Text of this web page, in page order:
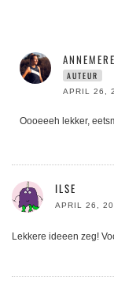
AUTEUR
APRIL 26,
Oooeeeh lekker,
ILSE
APRIL 26,
Lekkere ideeen zeg!